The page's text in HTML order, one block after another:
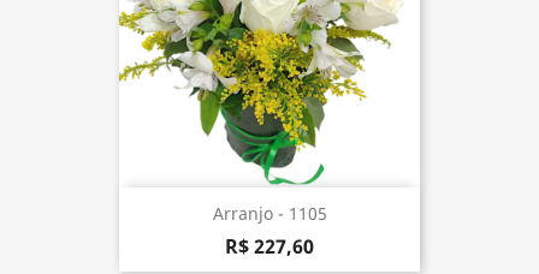
Arranjo - 1105
R$ 227,60